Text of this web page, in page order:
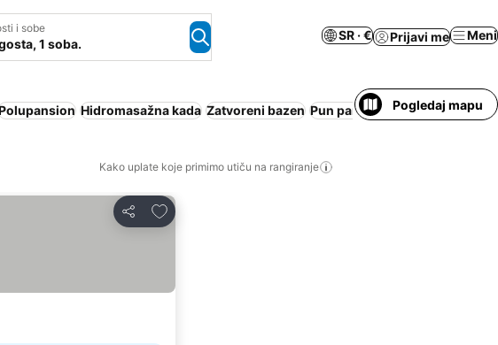
i sobe
1 soba.
SR · € Prijavi me Meni
Hidromasažna kada Zatvoreni bazen Pun pansion Odmaralište
Pogledaj mapu
Kako uplate koje primimo utiču na rangiranje
Deli
Dodati u favorite